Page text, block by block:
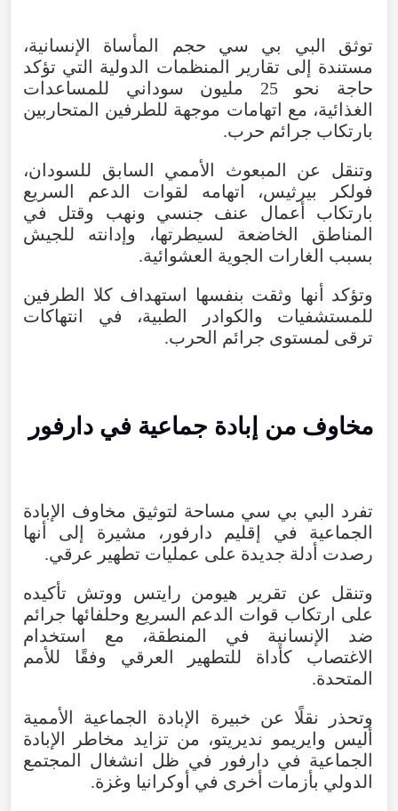
توثق البي بي سي حجم المأساة الإنسانية،
مستندة إلى تقارير المنظمات الدولية التي تؤكد
حاجة نحو 25 مليون سوداني للمساعدات
الغذائية، مع اتهامات موجهة للطرفين المتحاربين
بارتكاب جرائم حرب.
وتنقل عن المبعوث الأممي السابق للسودان،
فولكر بيرثيس، اتهامه لقوات الدعم السريع
بارتكاب أعمال عنف جنسي ونهب وقتل في
المناطق الخاضعة لسيطرتها، وإدانته للجيش
بسبب الغارات الجوية العشوائية.
وتؤكد أنها وثقت بنفسها استهداف كلا الطرفين
للمستشفيات والكوادر الطبية، في انتهاكات
ترقى لمستوى جرائم الحرب.
مخاوف من إبادة جماعية في دارفور
تفرد البي بي سي مساحة لتوثيق مخاوف الإبادة
الجماعية في إقليم دارفور، مشيرة إلى أنها
رصدت أدلة جديدة على عمليات تطهير عرقي.
وتنقل عن تقرير هيومن رايتس ووتش تأكيده
على ارتكاب قوات الدعم السريع وحلفائها جرائم
ضد الإنسانية في المنطقة، مع استخدام
الاغتصاب كأداة للتطهير العرقي وفقًا للأمم
المتحدة.
وتحذر نقلًا عن خبيرة الإبادة الجماعية الأممية
أليس وايريمو نديريتو، من تزايد مخاطر الإبادة
الجماعية في دارفور في ظل انشغال المجتمع
الدولي بأزمات أخرى في أوكرانيا وغزة.